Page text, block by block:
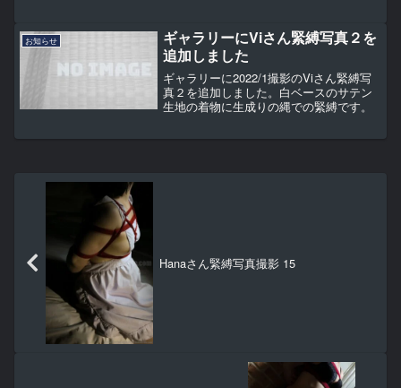
イトへの掲載をお伺いしたところ、快...
お知らせ
ギャラリーにViさん緊縛写真２を
追加しました
ギャラリーに2022/1撮影のViさん緊縛写
真２を追加しました。白ベースのサテン
生地の着物に生成りの縄での緊縛です。
Hanaさん緊縛写真撮影 15